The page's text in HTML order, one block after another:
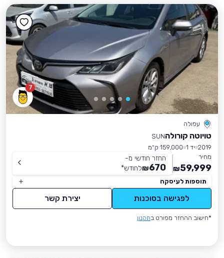
7
עפולה
טויוטה קורולהSUN
2019 יד 1
159,000 ק״מ
מחיר
59,999
₪
החזר חודשי מ-
670
₪לחודש*
תוספות לעיסקה
לפגישה בסוכנות יצירת קשר
*חישוב ההחזר מפורט בתקנון